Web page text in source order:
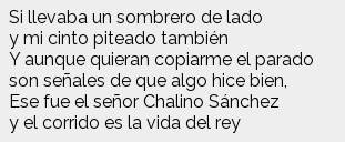
Si llevaba un sombrero de lado
y mi cinto piteado también
Y aunque quieran copiarme el parado
son señales de que algo hice bien,
Ese fue el señor Chalino Sánchez
y el corrido es la vida del rey